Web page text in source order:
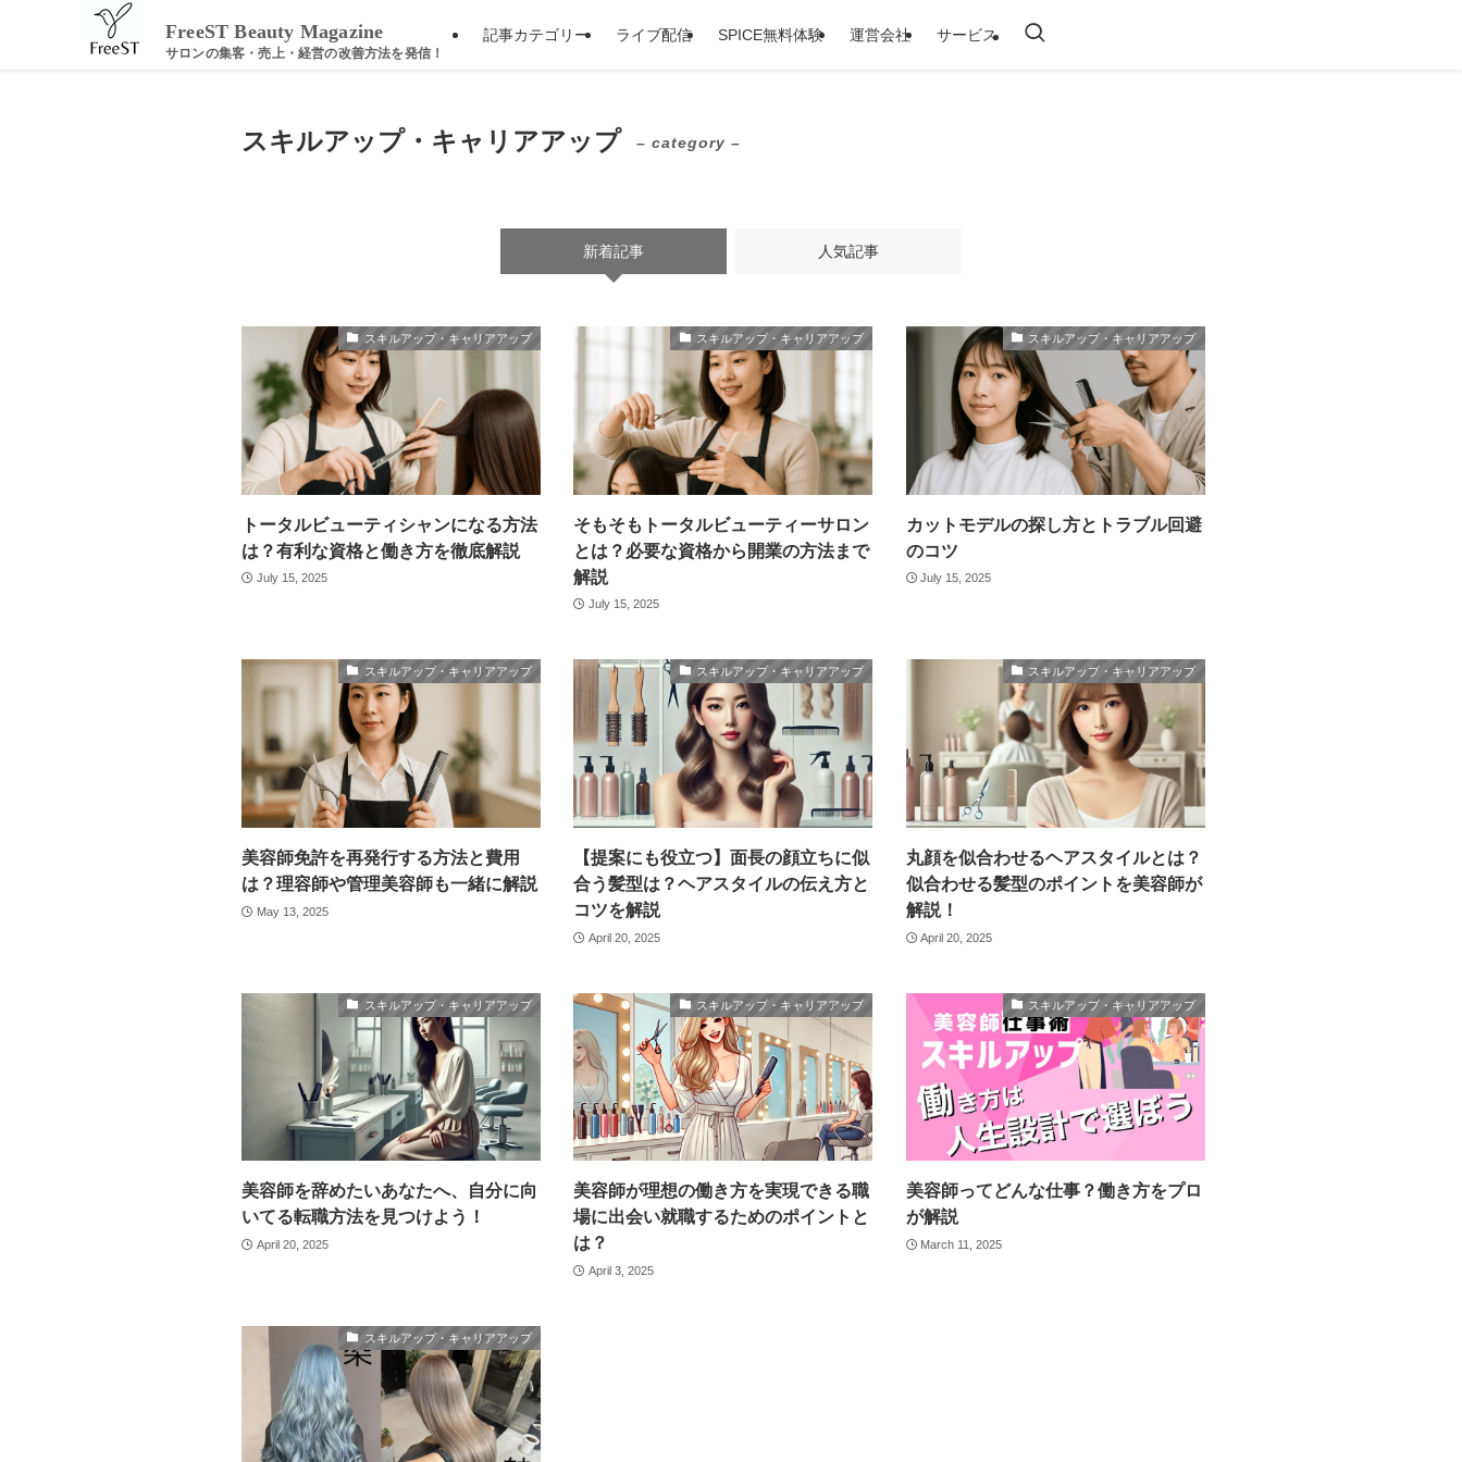
FreeST Beauty Magazine 記事カテゴリー ライブ配信 SPICE無料体験 運営会社 サービス
ホーム
スキルアップ・キャリアアップ – category –
新着記事 人気記事
スキルアップ・キャリアアップ
トータルビューティシャンになる方法
は？有利な資格と働き方を徹底解説
July 15, 2025
スキルアップ・キャリアアップ
そもそもトータルビューティーサロン
とは？必要な資格から開業の方法まで
解説
July 15, 2025
スキルアップ・キャリアアップ
カットモデルの探し方とトラブル回避
のコツ
July 15, 2025
スキルアップ・キャリアアップ
美容師免許を再発行する方法と費用
は？理容師や管理美容師も一緒に解説
May 13, 2025
スキルアップ・キャリアアップ
【提案にも役立つ】面長の顔立ちに似
合う髪型は？ヘアスタイルの伝え方と
コツを解説
April 20, 2025
スキルアップ・キャリアアップ
丸顔を似合わせるヘアスタイルとは？
似合わせる髪型のポイントを美容師が
解説！
April 20, 2025
スキルアップ・キャリアアップ
美容師を辞めたいあなたへ、自分に向
いてる転職方法を見つけよう！
April 20, 2025
スキルアップ・キャリアアップ
美容師が理想の働き方を実現できる職
場に出会い就職するためのポイントと
は？
April 3, 2025
スキルアップ・キャリアアップ
美容師ってどんな仕事？働き方をプロ
が解説
March 11, 2025
スキルアップ・キャリアアップ